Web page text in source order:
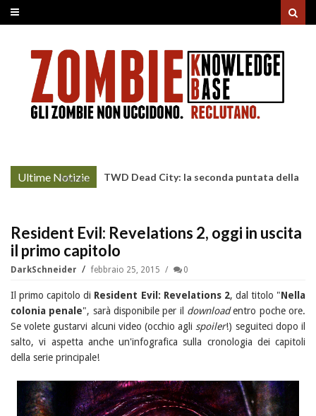
Ultime Notizie
More »
Project Zomboid: rilasciato
Resident Evil: Revelations 2, oggi in uscita
il primo capitolo
DarkSchneider febbraio 25, 2015 0
Il primo capitolo di Resident Evil: Revelations 2, dal titolo "Nella
colonia penale", sarà disponibile per il downloadentro poche ore.
Se volete gustarvi alcuni video (occhio aglispoiler!) seguiteci dopo il
salto, vi aspetta anche un'infografica sulla cronologia dei capitoli
della serie principale!